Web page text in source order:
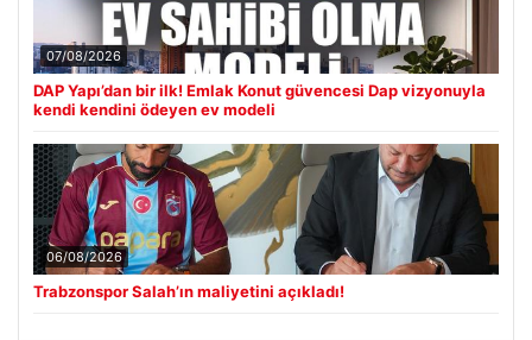
07/08/2026
DAP Yapı’dan bir ilk! Emlak Konut güvencesi Dap vizyonuyla
kendi kendini ödeyen ev modeli
06/08/2026
Trabzonspor Salah’ın maliyetini açıkladı!